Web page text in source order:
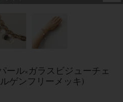
ール×ガラスビジューチェ
ゲンフリーメッキ)